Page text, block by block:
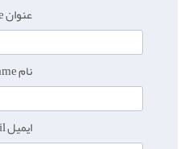
عنوان Title:
نام Name:
ایمیل Email: